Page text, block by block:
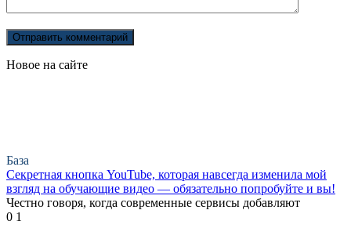
Новое на сайте
База
Секретная кнопка YouTube, которая навсегда изменила мой
взгляд на обучающие видео — обязательно попробуйте и вы!
Честно говоря, когда современные сервисы добавляют
0 1